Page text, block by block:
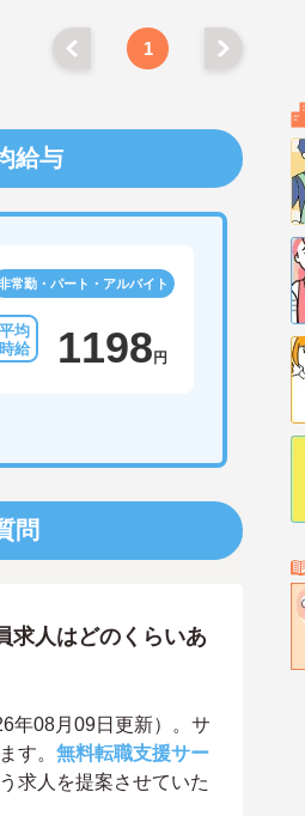
1
給与
常勤・パート・アルバイト
1198 円
問
求人はどのくらいあ
年08月09日更新）。サ
す。 無料転職支援サー
求人を提案させていた